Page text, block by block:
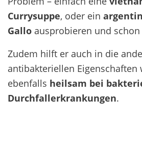
Currysuppe, oder ein
Gallo ausprobieren und
Zudem hilft er auch in die
antibakteriellen Eigenschaften
ebenfalls heilsam bei
Durchfallerkrankungen.